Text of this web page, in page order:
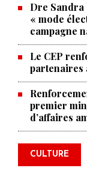
Dre Sandra
« mode
campagne
Le CEP
partenaires
premier
d’affaires
CULTURE
La